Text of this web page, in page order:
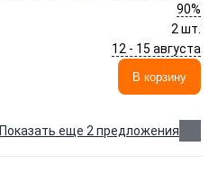
90%
2 шт.
12 - 15 августа
В корзину
Показать еще 2 предложения